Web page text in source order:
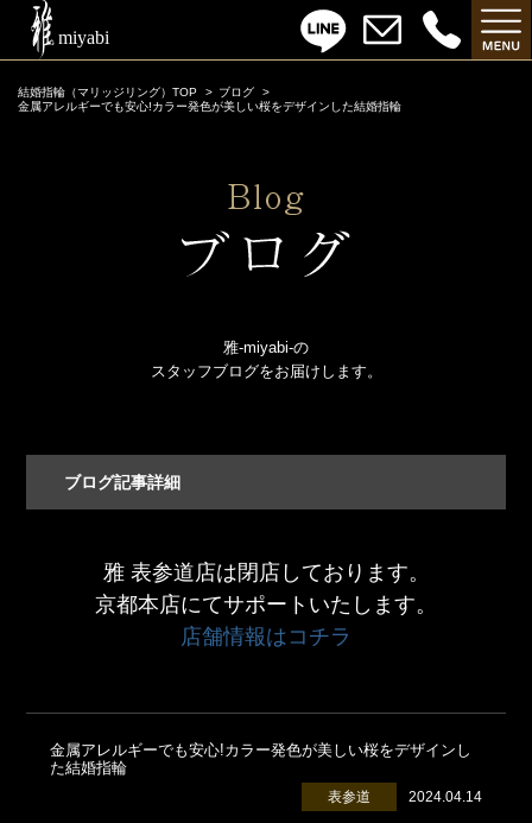
結婚指輪（マリッジリング）TOP
ブログ
金属アレルギーでも安心!カラー発色が美しい桜をデザインした結婚指輪
雅-miyabi-の
スタッフブログをお届けします。
ブログ記事詳細
雅 表参道店は閉店しております。
京都本店にてサポートいたします。
店舗情報はコチラ
金属アレルギーでも安心!カラー発色が美しい桜をデザインし
た結婚指輪
2024.04.14
表参道